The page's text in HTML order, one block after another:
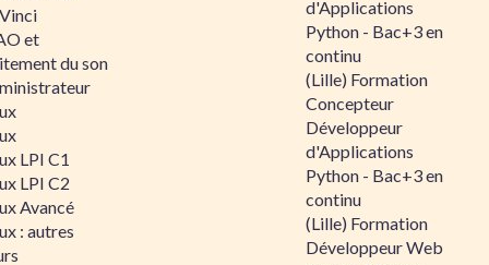
et
du son
LPI C1
LPI C2
Avancé
: autres
d'Applications
Python - Bac+3 en
continu
(Lille) Formation
Concepteur
Développeur
d'Applications
Python - Bac+3 en
continu
(Lille) Formation
Développeur Web